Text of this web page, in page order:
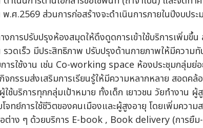
.ศ.2569 ส่วนการก่อสร้างจะดำเนินการภายในปีงบปร
งการปรับปรุงห้องสมุดให้ดึงดูดการเข้าใช้บริการเพิ่มขึ้
วดเร็ว มีประสิทธิภาพ ปรับปรุงด้านกายภาพให้มีความ
ารใช้งาน เช่น Co-working space ห้องประชุมกลุ่ม
จกรรมส่งเสริมการเรียนรู้ให้มีความหลากหลาย สอดค
ใช้บริการทุกกลุ่มเป้าหมาย ทั้งเด็ก เยาวชน วัยทำงาน
จทย์การใช้ชีวิตของคนเมืองและผู้สูงอายุ โดยเพิ่มความ
ต่าง ๆ ด้วยบริการ E-book , Book delivery (การยืม